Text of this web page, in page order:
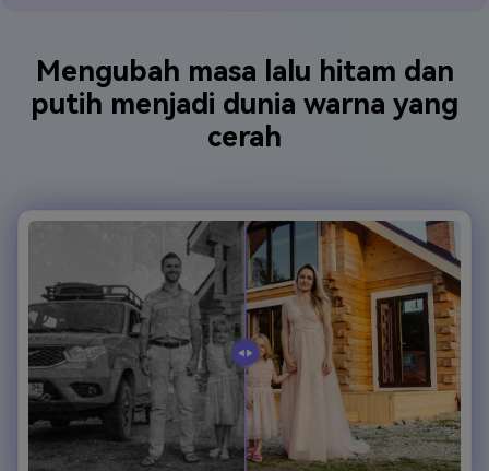
Mengubah masa lalu hitam dan
putih menjadi dunia warna yang
cerah